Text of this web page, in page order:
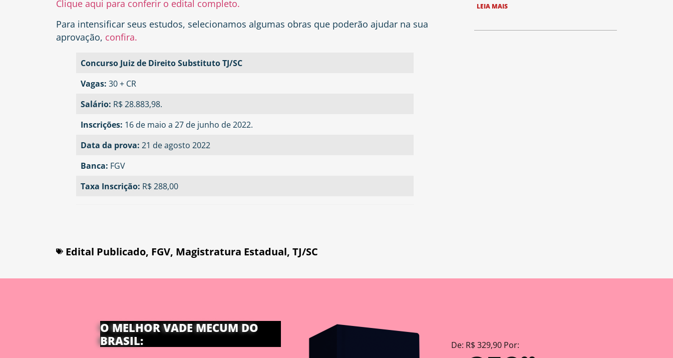
Clique aqui para conferir o edital completo.
Para intensificar seus estudos, selecionamos algumas obras que poderão ajudar na sua
aprovação, confira.
Concurso Juiz de Direito Substituto TJ/SC
Vagas: 30 + CR
Salário: R$ 28.883,98.
Inscrições: 16 de maio a 27 de junho de 2022.
Data da prova: 21 de agosto 2022
Banca: FGV
Taxa Inscrição: R$ 288,00
Edital Publicado, FGV, Magistratura Estadual, TJ/SC
LEIA MAIS
O MELHOR VADE MECUM DO
BRASIL:
De: R$ 329,90 Por: